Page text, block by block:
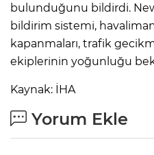
bulunduğunu bildirdi.
bildirim sistemi,
kapanmaları, trafik
ekiplerinin yoğunluğu
Kaynak: İHA
Yorum Ekle